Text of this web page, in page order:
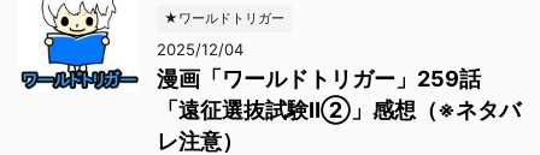
★ワールドトリガー
2025/12/04
漫画「ワールドトリガー」259話
「遠征選抜試験Ⅱ②」感想（※ネタバ
レ注意）